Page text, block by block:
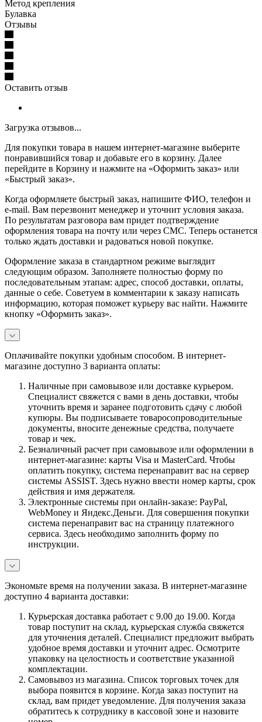
Метод крепления
Булавка
Отзывы
Оставить отзыв
Загрузка отзывов...
Для покупки товара в нашем интернет-магазине выберите
понравившийся товар и добавьте его в корзину. Далее
перейдите в Корзину и нажмите на «Оформить заказ» или
«Быстрый заказ».
Когда оформляете быстрый заказ, напишите ФИО, телефон и
e-mail. Вам перезвонит менеджер и уточнит условия заказа.
По результатам разговора вам придет подтверждение
оформления товара на почту или через СМС. Теперь останется
только ждать доставки и радоваться новой покупке.
Оформление заказа в стандартном режиме выглядит
следующим образом. Заполняете полностью форму по
последовательным этапам: адрес, способ доставки, оплаты,
данные о себе. Советуем в комментарии к заказу написать
информацию, которая поможет курьеру вас найти. Нажмите
кнопку «Оформить заказ».
Оплачивайте покупки удобным способом. В интернет-
магазине доступно 3 варианта оплаты:
Наличные при самовывозе или доставке курьером.
Специалист свяжется с вами в день доставки, чтобы
уточнить время и заранее подготовить сдачу с любой
купюры. Вы подписываете товаросопроводительные
документы, вносите денежные средства, получаете
товар и чек.
Безналичный расчет при самовывозе или оформлении в
интернет-магазине: карты Visa и MasterCard. Чтобы
оплатить покупку, система перенаправит вас на сервер
системы ASSIST. Здесь нужно ввести номер карты, срок
действия и имя держателя.
Электронные системы при онлайн-заказе: PayPal,
WebMoney и Яндекс.Деньги. Для совершения покупки
система перенаправит вас на страницу платежного
сервиса. Здесь необходимо заполнить форму по
инструкции.
Экономьте время на получении заказа. В интернет-магазине
доступно 4 варианта доставки:
Курьерская доставка работает с 9.00 до 19.00. Когда
товар поступит на склад, курьерская служба свяжется
для уточнения деталей. Специалист предложит выбрать
удобное время доставки и уточнит адрес. Осмотрите
упаковку на целостность и соответствие указанной
комплектации.
Самовывоз из магазина. Список торговых точек для
выбора появится в корзине. Когда заказ поступит на
склад, вам придет уведомление. Для получения заказа
обратитесь к сотруднику в кассовой зоне и назовите